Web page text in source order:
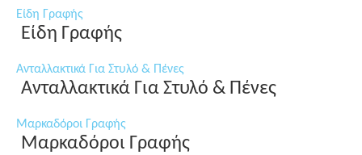
Είδη Γραφής
Είδη Γραφής
Ανταλλακτικά Για Στυλό & Πένες
Ανταλλακτικά Για Στυλό & Πένες
Μαρκαδόροι Γραφής
Μαρκαδόροι Γραφής